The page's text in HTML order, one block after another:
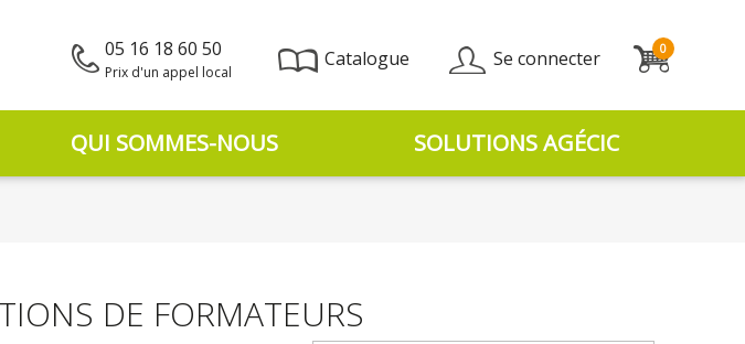
05 16 18 60 50
Prix d'un appel local
Catalogue Se connecter 0
QUI SOMMES-NOUS SOLUTIONS AGÉCIC
DE FORMATEURS